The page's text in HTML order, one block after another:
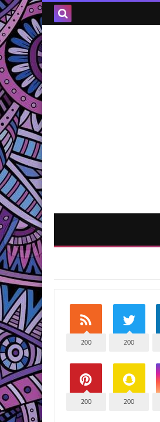
200
200
200
200